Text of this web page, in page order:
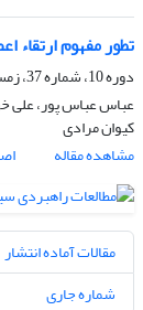
تطور مفهوم
دوره 10، شماره 37، زمستان 1399، صفحه
عباس عباس پور، علی
کیوان مرادی
مشاهده مقاله
مقالات آماده انتشار
شماره جاری